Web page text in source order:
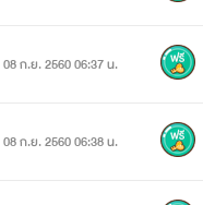
08 ก.ย. 2560 06:37 น.
08 ก.ย. 2560 06:38 น.